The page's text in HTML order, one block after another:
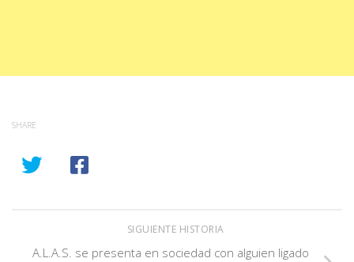
SHARE
SIGUIENTE HISTORIA
A.L.A.S. se presenta en sociedad con alguien ligado